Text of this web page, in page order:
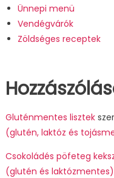
Ünnepi menü
Vendégvárók
Zöldséges receptek
Gluténmentes lisztek
(glutén, laktóz és
Csokoládés pöfeteg
(glutén és